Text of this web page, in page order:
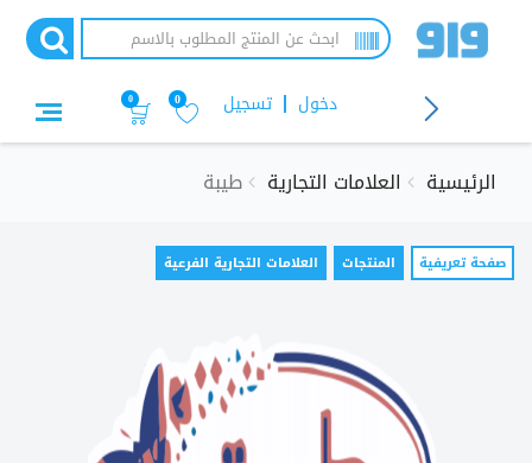
تسجيل دخول 0
0
الرئيسية العلامات التجارية طيبة
التبويبات
صفحة تعريفية (علامة
التبويب
المنتجات العلامات التجارية الفرعية